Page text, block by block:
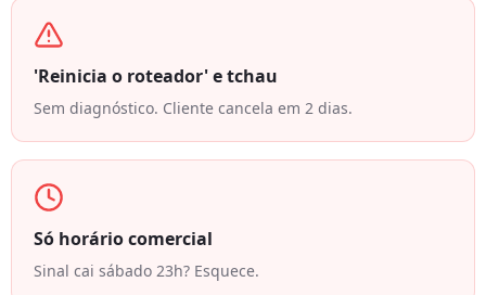
'Reinicia o roteador' e tchau
Sem diagnóstico. Cliente cancela em 2 dias.
Só horário comercial
Sinal cai sábado 23h? Esquece.